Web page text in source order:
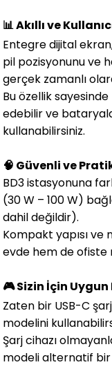
📊 Akıllı ve
Entegre dijital ekran,
pil pozisyonunu ve
gerçek zamanlı
Bu özellik
edebilir ve
kullanabilirsiniz.
🧠 Güvenli ve
BD3 istasyonuna
(30 W – 100 W)
dahil değildir).
Kompakt yapısı ve
evde hem de ofiste
🎮 Sizin İçin
Zaten bir USB-C
modelini
Şarj cihazı
modeli alternatif bir